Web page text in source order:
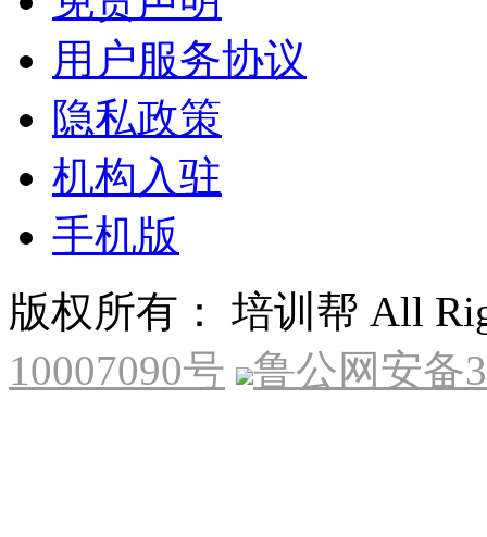
用户服务协议
隐私政策
机构入驻
手机版
版权所有： 培训帮 All
10007090号
鲁公网安备